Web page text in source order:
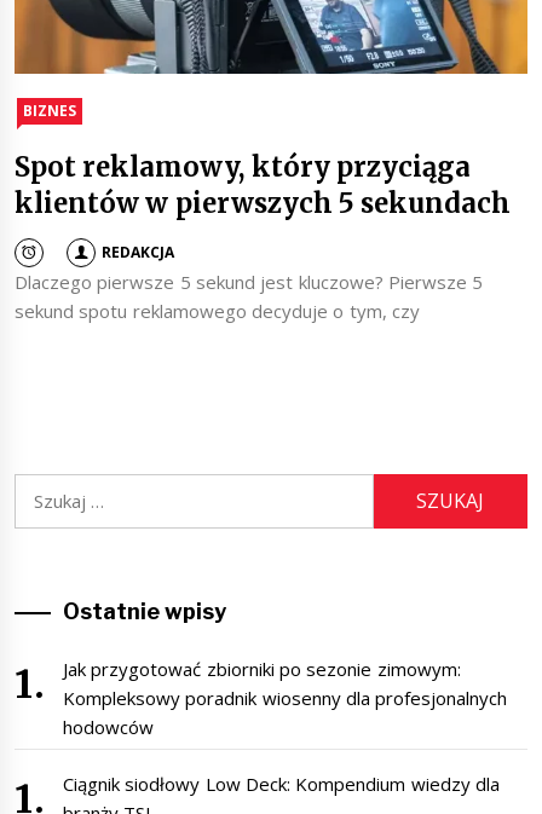
BIZNES
Spot reklamowy, który przyciąga
klientów w pierwszych 5 sekundach
REDAKCJA
Dlaczego pierwsze 5 sekund jest kluczowe? Pierwsze 5
sekund spotu reklamowego decyduje o tym, czy
Ostatnie wpisy
Jak przygotować zbiorniki po sezonie zimowym:
Kompleksowy poradnik wiosenny dla profesjonalnych
hodowców
Ciągnik siodłowy Low Deck: Kompendium wiedzy dla